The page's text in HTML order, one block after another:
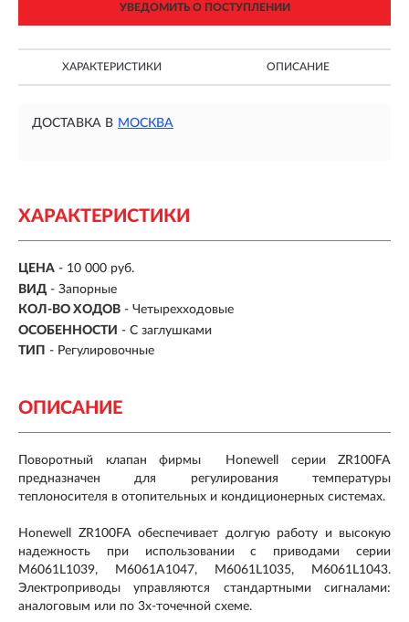
УВЕДОМИТЬ О ПОСТУПЛЕНИИ
ХАРАКТЕРИСТИКИ ОПИСАНИЕ
ДОСТАВКА В МОСКВА
ХАРАКТЕРИСТИКИ
ЦЕНА - 10 000 руб.
ВИД - Запорные
КОЛ-ВО ХОДОВ - Четырехходовые
ОСОБЕННОСТИ - С заглушками
ТИП - Регулировочные
ОПИСАНИЕ
Поворотный клапан фирмы Honewell серии ZR100FA
предназначен для регулирования температуры
теплоносителя в отопительных и кондиционерных системах.
Honewell ZR100FA обеспечивает долгую работу и высокую
надежность при использовании с приводами серии
M6061L1039, M6061A1047, M6061L1035, M6061L1043.
Электроприводы управляются стандартными сигналами:
аналоговым или по 3х-точечной схеме.